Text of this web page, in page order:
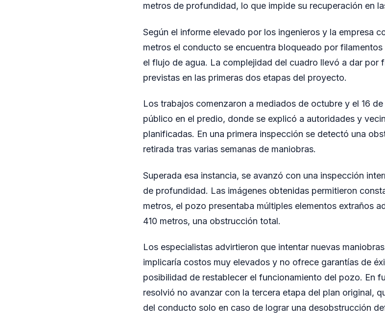
metros de profundidad, lo que impide su recuperación en
Según el informe elevado por los ingenieros y la empresa
metros el conducto se encuentra bloqueado por
el flujo de agua. La complejidad del cuadro llevó a dar por
previstas en las primeras dos etapas del proyecto.
Los trabajos comenzaron a mediados de octubre y el 16
público en el predio, donde se explicó a autoridades y
planificadas. En una primera inspección se detectó una
retirada tras varias semanas de maniobras.
Superada esa instancia, se avanzó con una inspección
de profundidad. Las imágenes obtenidas permitieron
metros, el pozo presentaba múltiples elementos extraños
410 metros, una obstrucción total.
Los especialistas advirtieron que intentar nuevas
implicaría costos muy elevados y no ofrece garantías de
posibilidad de restablecer el funcionamiento del pozo. En
resolvió no avanzar con la tercera etapa del plan original,
del conducto solo en caso de lograr una desobstrucción